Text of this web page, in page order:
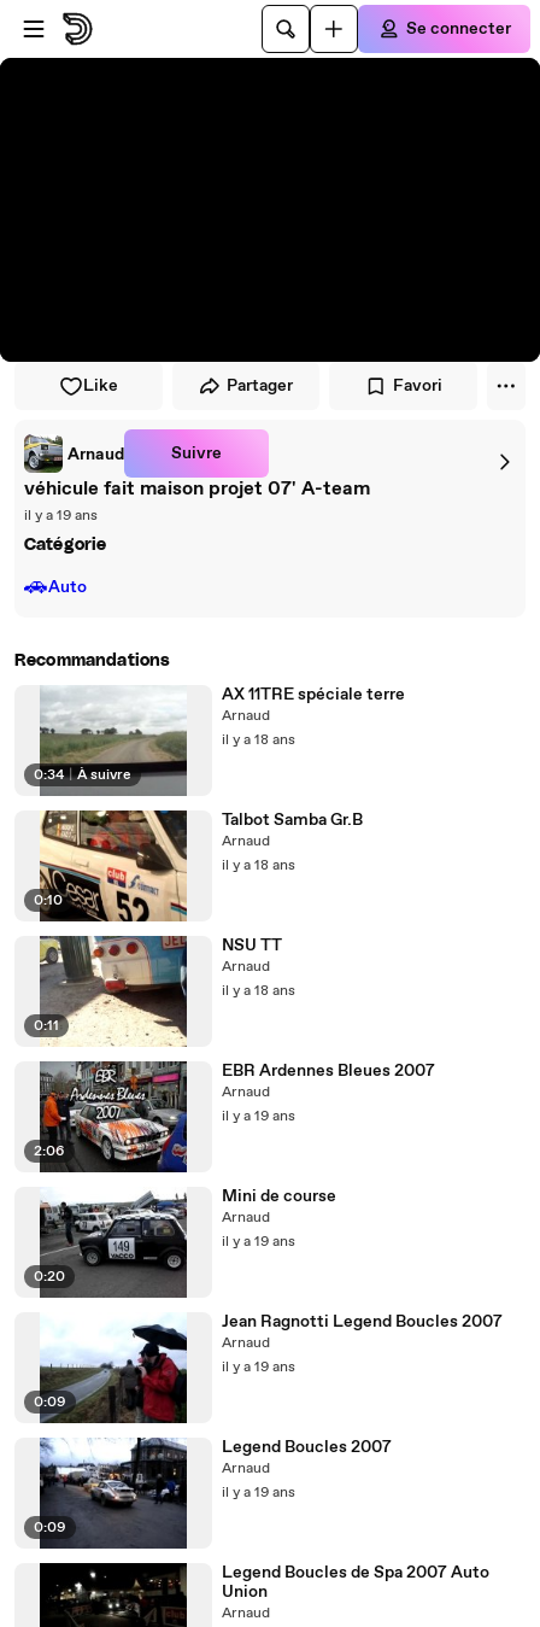
Passer au player
Passer au contenu principal
Se connecter
Like Partager Favori
Arnaud Suivre
véhicule fait maison projet 07' A-team
il y a 19 ans
Catégorie
🚗Auto
Recommandations
0:34 | À suivre
AX 11TRE spéciale terre
Arnaud
il y a 18 ans
0:10
Talbot Samba Gr.B
Arnaud
il y a 18 ans
0:11
NSU TT
Arnaud
il y a 18 ans
2:06
EBR Ardennes Bleues 2007
Arnaud
il y a 19 ans
0:20
Mini de course
Arnaud
il y a 19 ans
0:09
Jean Ragnotti Legend Boucles 2007
Arnaud
il y a 19 ans
0:09
Legend Boucles 2007
Arnaud
il y a 19 ans
Legend Boucles de Spa 2007 Auto
Union
Arnaud